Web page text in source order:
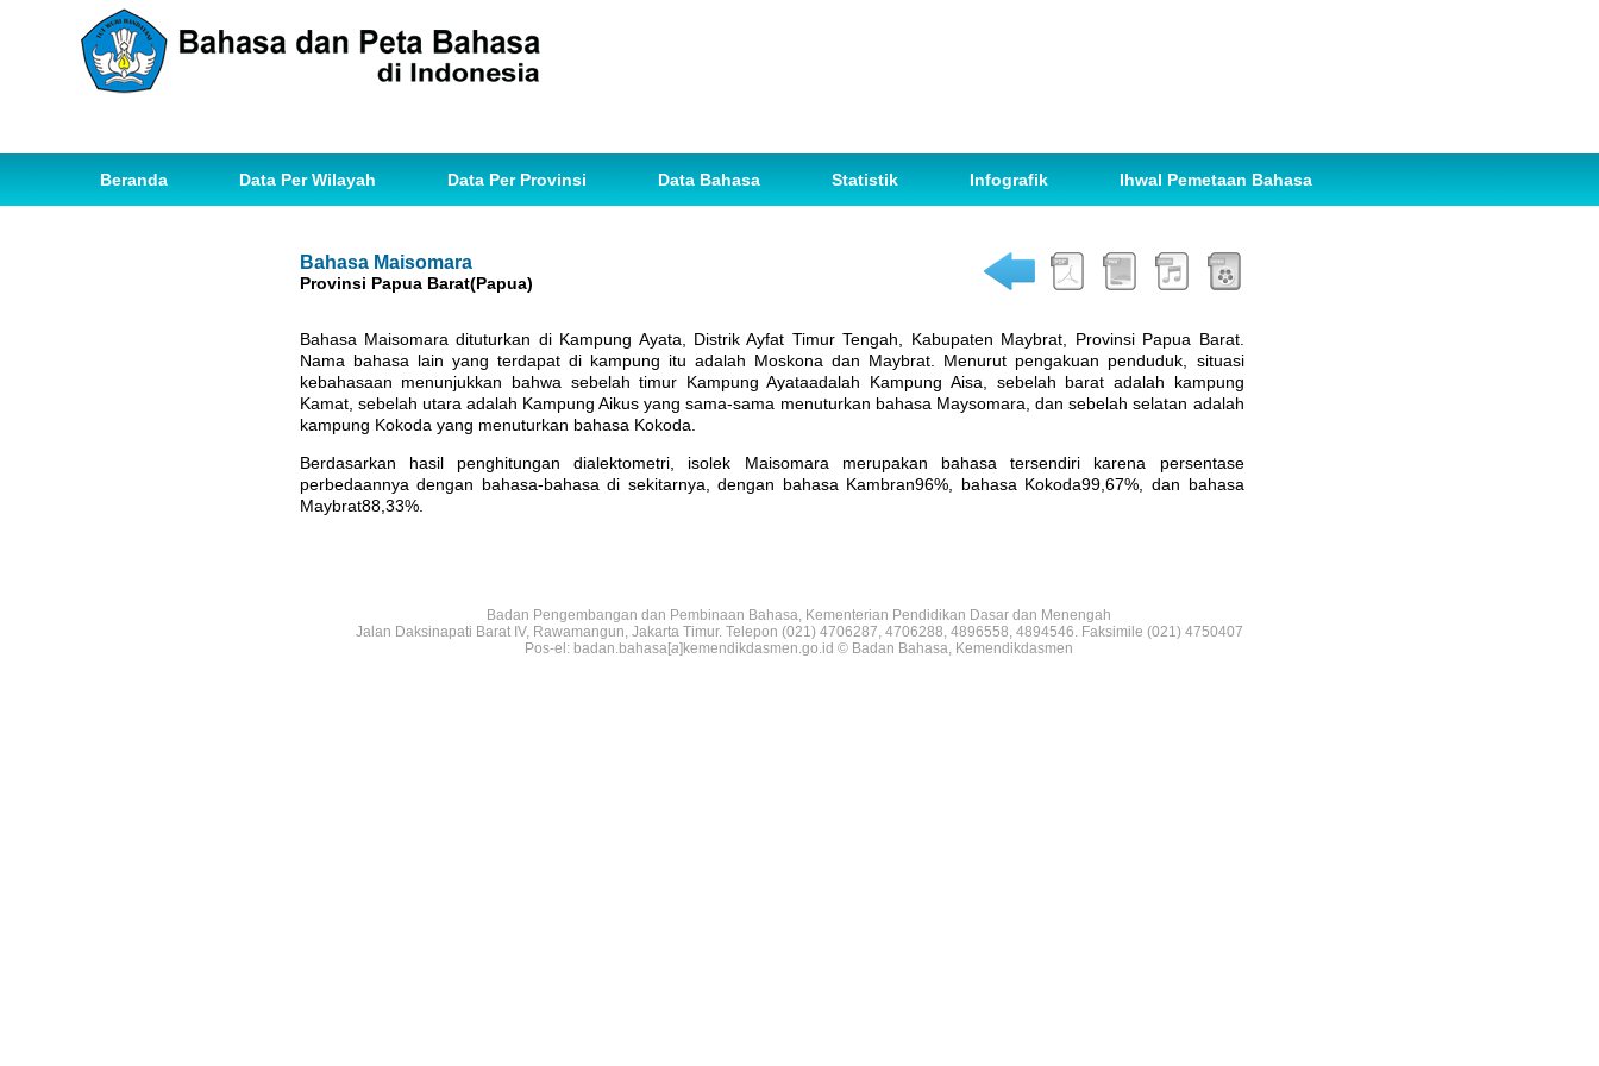
Beranda Data Per Wilayah Data Per Provinsi Data Bahasa Statistik Infografik Ihwal Pemetaan Bahasa
Bahasa Maisomara
Provinsi Papua Barat(Papua)
Bahasa Maisomara dituturkan di Kampung Ayata, Distrik Ayfat Timur Tengah, Kabupaten Maybrat, Provinsi Papua Barat.
Nama bahasa lain yang terdapat di kampung itu adalah Moskona dan Maybrat. Menurut pengakuan penduduk, situasi
kebahasaan menunjukkan bahwa sebelah timur Kampung Ayataadalah Kampung Aisa, sebelah barat adalah kampung
Kamat, sebelah utara adalah Kampung Aikus yang sama-sama menuturkan bahasa Maysomara, dan sebelah selatan adalah
kampung Kokoda yang menuturkan bahasa Kokoda.
Berdasarkan hasil penghitungan dialektometri, isolek Maisomara merupakan bahasa tersendiri karena persentase
perbedaannya dengan bahasa-bahasa di sekitarnya, dengan bahasa Kambran96%, bahasa Kokoda99,67%, dan bahasa
Maybrat88,33%.
Badan Pengembangan dan Pembinaan Bahasa, Kementerian Pendidikan Dasar dan Menengah
Jalan Daksinapati Barat IV, Rawamangun, Jakarta Timur. Telepon (021) 4706287, 4706288, 4896558, 4894546. Faksimile (021) 4750407
Pos-el: badan.bahasa[a]kemendikdasmen.go.id © Badan Bahasa, Kemendikdasmen